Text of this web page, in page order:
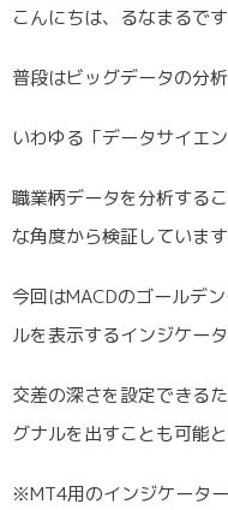
こんにちは、るなまるです
普段はビッグデータの分
いわゆる「データサイエ
職業柄データを分析する
な角度から検証しています
今回はMACDのゴールデ
ルを表示するインジケー
交差の深さを設定できる
グナルを出すことも可能と
※MT4用のインジケーター